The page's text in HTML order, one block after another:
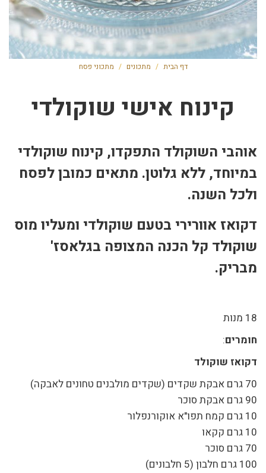
דף הבית / מתכונים / מתכוני פסח
קינוח אישי שוקולדי
אוהבי השוקולד התפקדו, קינוח שוקולדי
במיוחד, ללא גלוטן. מתאים כמובן לפסח
ולכל השנה.
דקואז אוורירי בטעם שוקולדי ומעליו מוס
שוקולד קל הכנה המצופה בגלאסז'
מבריק.
18 מנות
חומרים:
דקואז שוקולד
70 גרם אבקת שקדים (שקדים מולבנים טחונים לאבקה)
90 גרם אבקת סוכר
10 גרם קמח תפו"א אוקורנפלור
10 גרם קקאו
70 גרם סוכר
100 גרם חלבון (5 חלבונים)